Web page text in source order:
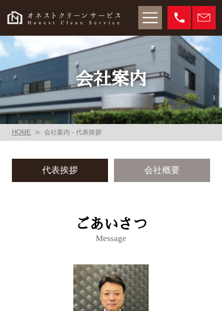
会社案内
HOME 会社案内 - 代表挨拶
代表挨拶 会社概要
ごあいさつ
Message